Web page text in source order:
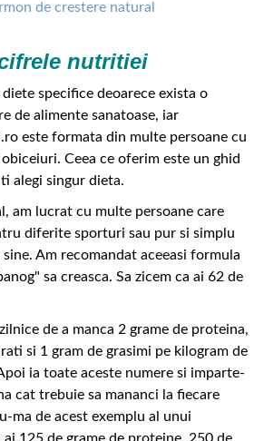
nutritiei
specifice deoarece exista o
de alimente sanatoase, iar
este formata din multe persoane cu
Ceea ce oferim este un ghid
alegi singur dieta.
am lucrat cu multe persoane care
diferite sporturi sau pur si simplu
Am recomandat aceeasi formula
sa creasca. Sa zicem ca ai 62 de
de a manca 2 grame de proteina,
si 1 gram de grasimi pe kilogram de
ia toate aceste numere si imparte-
cat trebuie sa mananci la fiecare
ma de acest exemplu al unui
125 de grame de proteine, 250 de